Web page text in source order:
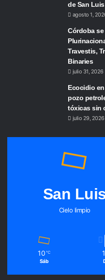
de San
agosto 1,
Córdoba se
Travestis,
Binaries
julio 31, 2026
Ecocidio
pozo
tóxicas sin
julio 29, 2026
San
Cielo limpio
10 ℃
Sáb